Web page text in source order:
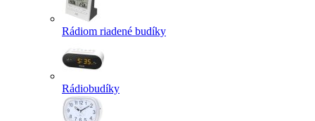
Rádiom riadené budíky
Rádiobudíky